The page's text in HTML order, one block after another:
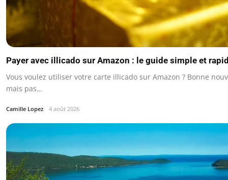
Payer avec illicado sur Amazon : le guide simple et
Vous voulez utiliser votre carte illicado sur Amazon ? Bonne
mais pas…
Camille Lopez 4 août 2026